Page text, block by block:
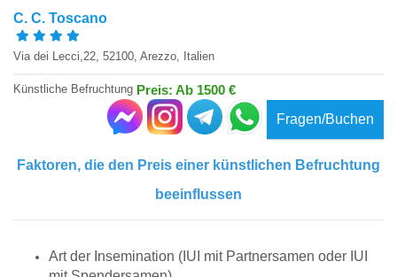
C. C. Toscano
Via dei Lecci,22, 52100, Arezzo, Italien
Künstliche Befruchtung Preis: Ab 1500 €
Fragen/Buchen
Faktoren, die den Preis einer künstlichen Befruchtung
beeinflussen
Art der Insemination (IUI mit Partnersamen oder IUI